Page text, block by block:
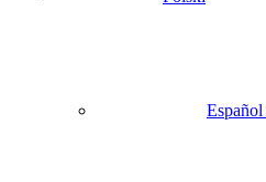
Español